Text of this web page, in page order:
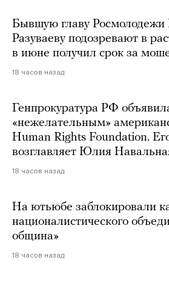
Бывшую главу
Разуваеву подозревают в
в июне получил срок за
18 часов назад
Генпрокуратура РФ
«нежелательным»
Human Rights Foundation.
возглавляет Юлия
18 часов назад
На ютьюбе заблокировали
националистического
община»
18 часов назад